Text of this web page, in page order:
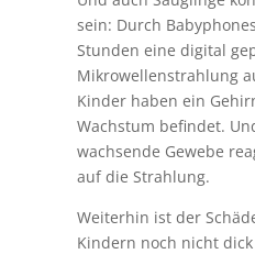
sein: Durch
Stunden eine digital
Mikrowellenstrahlung
Kinder haben ein
Wachstum befindet.
wachsende Gewebe
auf die Strahlung.
Weiterhin ist der
Kindern noch nicht